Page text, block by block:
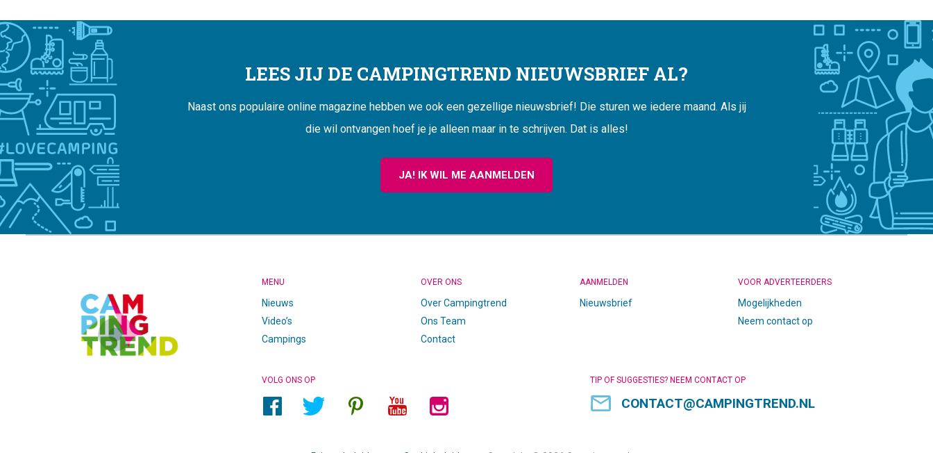
LEES JIJ DE CAMPINGTREND NIEUWSBRIEF AL?
Naast ons populaire online magazine hebben we ook een gezellige nieuwsbrief! Die sturen we iedere maand. Als jij
die wil ontvangen hoef je je alleen maar in te schrijven. Dat is alles!
JA! IK WIL ME AANMELDEN
MENU
Nieuws
Video’s
Campings
OVER ONS
Over Campingtrend
Ons Team
Contact
AANMELDEN
Nieuwsbrief
VOOR ADVERTEERDERS
Mogelijkheden
Neem contact op
VOLG ONS OP TIP OF SUGGESTIES? NEEM CONTACT OP
CONTACT@CAMPINGTREND.NL